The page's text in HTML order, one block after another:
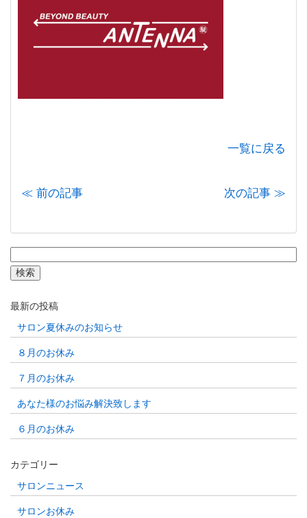
一覧に戻る
≪ 前の記事 次の記事 ≫
索:
最新の投稿
サロン夏休みのお知らせ
８月のお休み
７月のお休み
あなた様のお悩み解決致します
６月のお休み
カテゴリー
サロンニュース
サロンお休み